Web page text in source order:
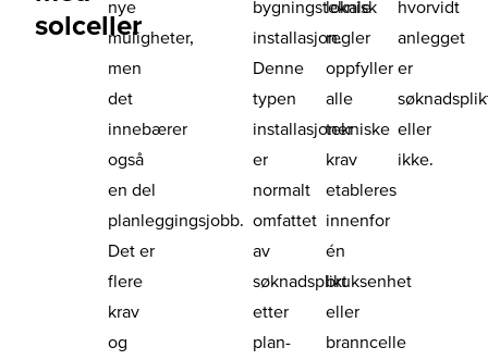
solceller
nye
muligheter,
men
det
innebærer
også
en del
planleggingsjobb.
Det er
flere
krav
og
bygningsteknisk
installasjon.
Denne
typen
installasjoner
er
normalt
omfattet
av
søknadsplikt
etter
plan-
lokale
regler
oppfyller
alle
tekniske
krav
etableres
innenfor
én
bruksenhet
eller
branncelle
hvorvidt
anlegget
er
eller
ikke.